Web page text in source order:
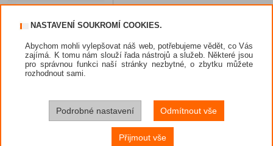
NASTAVENÍ SOUKROMÍ COOKIES.
Abychom mohli vylepšovat náš web, potřebujeme vědět, co Vás
zajímá. K tomu nám slouží řada nástrojů a služeb. Některé jsou
pro správnou funkci naší stránky nezbytné, o zbytku můžete
rozhodnout sami.
Podrobné nastavení Odmítnout vše
Přijmout vše